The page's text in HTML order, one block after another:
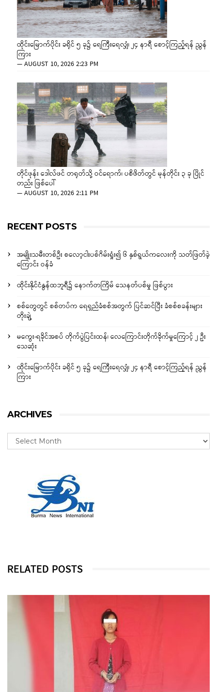
ထိုင်းမြောက်ပိုင်း ခရိုင် ၅ ခု၌ ရေကြီးရေလျှံ၊ ၂၄ နာရီ စောင့်ကြည့်ရန် ညွှန်
ကြား
—AUGUST 10, 2026 2:23 PM
တိုင်ဖုန်း ဒေါလ်ဖင် တရုတ်သို့ ဝင်ရောက်၊ ပစိဖိတ်တွင် မုန်တိုင်း ၃ ခု ပြိုင်
တည်း ဖြစ်ပေါ်
—AUGUST 10, 2026 2:11 PM
RECENT POSTS
အမျိုးသမီးတစ်ဦး စလော့ငါးပစ်ဂိမ်းရှုံး၍ ၆ နှစ်ရွယ်ကလေးကို သတ်ဖြတ်ခဲ့
ကြောင်း ဝန်ခံ
ထိုင်းနိုင်ငံနွန်ထဘူရီ၌ နောက်တကြိမ် သေနတ်ပစ်မှု ဖြစ်ပွား
စစ်တွေတွင် စစ်တပ်က ရေရှည်ခံစစ်အတွက် ပြင်ဆင်ပြီး ခံစစ်စခန်းများ
တိုးချဲ့
မကွေး-ရခိုင်အစပ် တိုက်ပွဲပြင်းထန်၊ လေကြောင်းတိုက်ခိုက်မှုကြောင့် ၂ ဦး
သေဆုံး
ထိုင်းမြောက်ပိုင်း ခရိုင် ၅ ခု၌ ရေကြီးရေလျှံ၊ ၂၄ နာရီ စောင့်ကြည့်ရန် ညွှန်
ကြား
ARCHIVES
RELATED POSTS